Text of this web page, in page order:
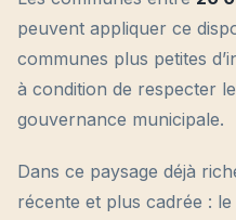
peuvent appliquer ce
communes plus petites
à condition de respecter
gouvernance municipale.
Dans ce paysage déjà
récente et plus cadrée : le